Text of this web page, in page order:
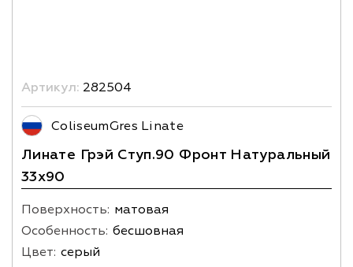
Артикул: 282504
ColiseumGres Linate
Линате Грэй Ступ.90 Фронт Натуральный
33х90
Поверхность: матовая
Особенность: бесшовная
Цвет: серый